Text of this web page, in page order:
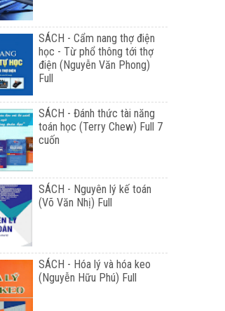
SÁCH - Cẩm nang thợ điện
học - Từ phổ thông tới thợ
điện (Nguyễn Văn Phong)
Full
SÁCH - Đánh thức tài năng
toán học (Terry Chew) Full 7
cuốn
SÁCH - Nguyên lý kế toán
(Võ Văn Nhị) Full
SÁCH - Hóa lý và hóa keo
(Nguyễn Hữu Phú) Full